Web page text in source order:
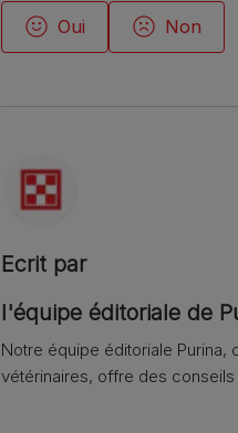
Ecrit par
l'équipe éditoriale de
Notre équipe éditoriale
vétérinaires, offre des